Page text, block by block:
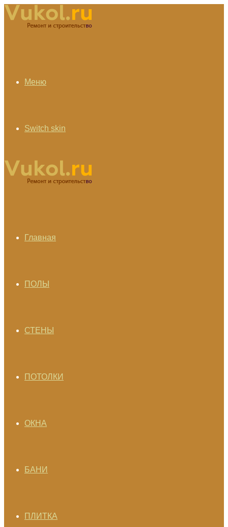
Меню
Switch skin
Главная
ПОЛЫ
СТЕНЫ
ПОТОЛКИ
ОКНА
БАНИ
ПЛИТКА